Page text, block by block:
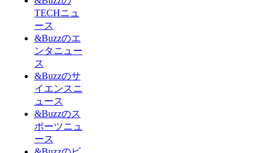
TECHニュ
ース
&Buzzのエ
ンタニュー
ス
&Buzzのサ
イエンスニ
ュース
&Buzzのス
ポーツニュ
ース